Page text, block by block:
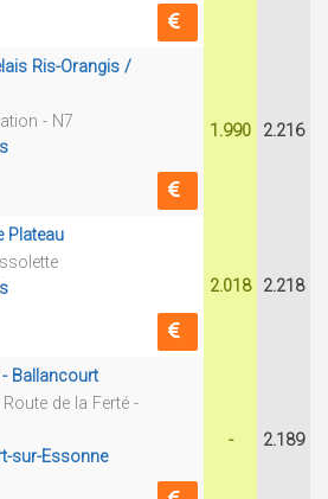
Ris-Orangis /
- N7
1.990 2.216
Plateau
2.018 2.218
Ballancourt
de la Ferté -
sur-Essonne
- 2.189